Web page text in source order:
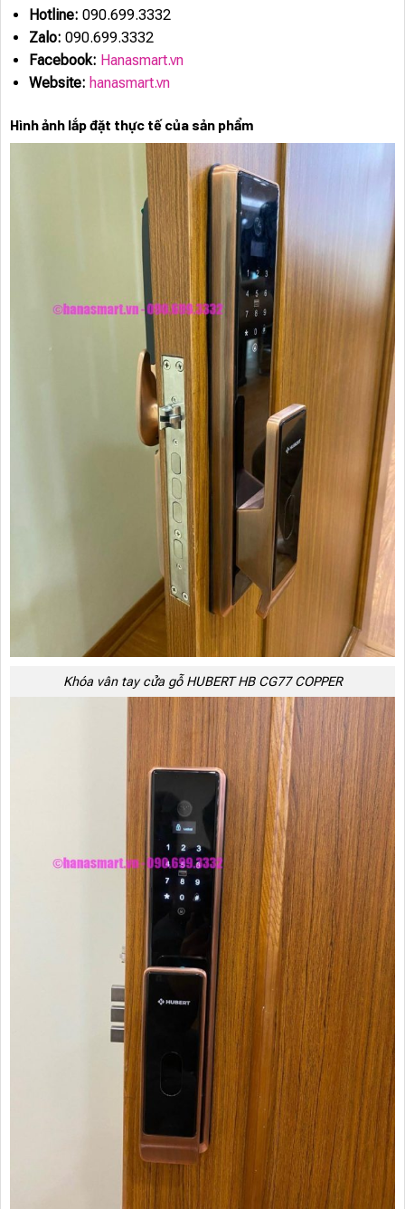
Hotline: 090.699.3332
Zalo: 090.699.3332
Facebook: Hanasmart.vn
Website: hanasmart.vn
Hình ảnh lắp đặt thực tế của sản phẩm
Khóa vân tay cửa gỗ HUBERT HB CG77 COPPER